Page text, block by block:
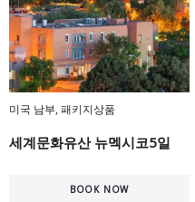
미국 남부,패키지상품
세계문화유산 뉴멕시코5일
BOOK NOW